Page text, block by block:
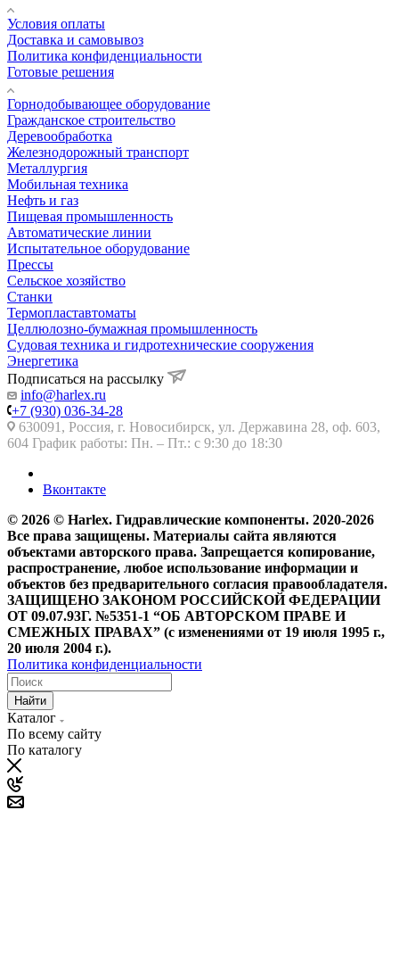
Условия оплаты
Доставка и самовывоз
Политика конфиденциальности
Готовые решения
Горнодобывающее оборудование
Гражданское строительство
Деревообработка
Железнодорожный транспорт
Металлургия
Мобильная техника
Нефть и газ
Пищевая промышленность
Автоматические линии
Испытательное оборудование
Прессы
Сельское хозяйство
Станки
Термопластавтоматы
Целлюлозно-бумажная промышленность
Судовая техника и гидротехнические сооружения
Энергетика
Подписаться на рассылку
info@harlex.ru
+7 (930) 036-34-28
630091, Россия, г. Новосибирск, ул. Державина 28, оф. 603,
604 График работы: Пн. – Пт.: с 9:30 до 18:30
Вконтакте
© 2026 © Harlex. Гидравлические компоненты. 2020-2026
Все права защищены. Материалы сайта являются
объектами авторского права. Запрещается копирование,
распространение, любое использование информации и
объектов без предварительного согласия правообладателя.
ЗАЩИЩЕНО ЗАКОНОМ РОССИЙСКОЙ ФЕДЕРАЦИИ
ОТ 09.07.93Г. №5351-1 “ОБ АВТОРСКОМ ПРАВЕ И
СМЕЖНЫХ ПРАВАХ” (с изменениями от 19 июля 1995 г.,
20 июля 2004 г.).
Политика конфиденциальности
Найти
Каталог
По всему сайту
По каталогу